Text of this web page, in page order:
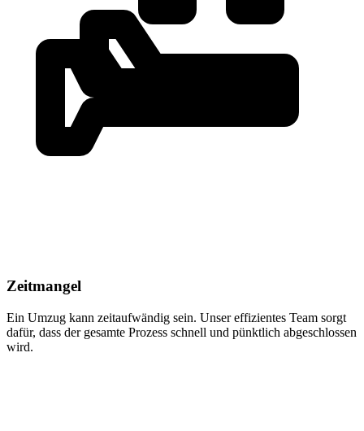
Zeitmangel
Ein Umzug kann zeitaufwändig sein. Unser effizientes Team sorgt
dafür, dass der gesamte Prozess schnell und pünktlich abgeschlossen
wird.